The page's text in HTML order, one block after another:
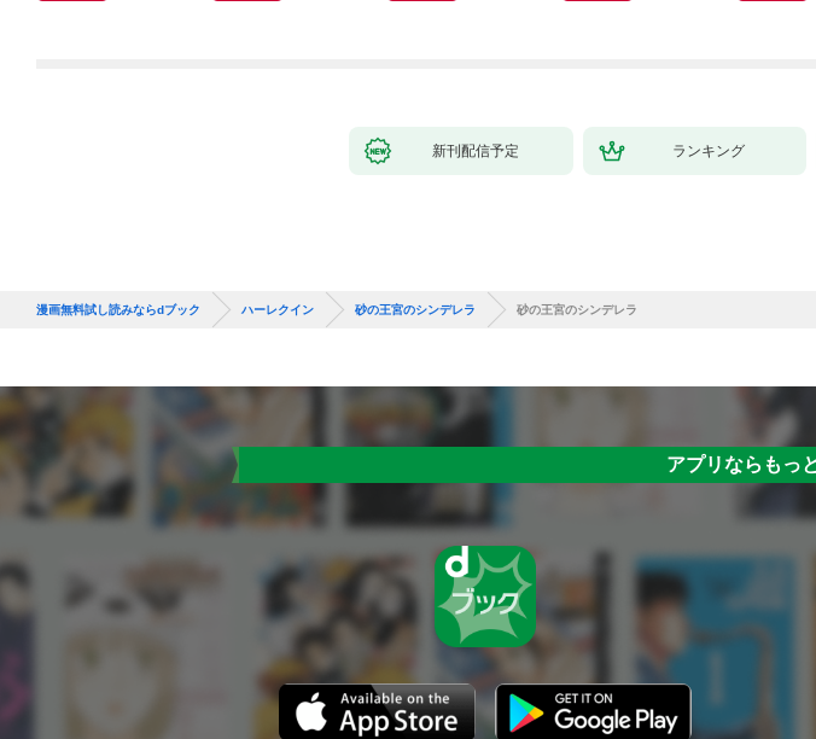
新刊配信予定 ランキング
漫画無料試し読みならdブック ハーレクイン 砂の王宮のシンデレラ 砂の王宮のシンデレラ
アプリならもっ